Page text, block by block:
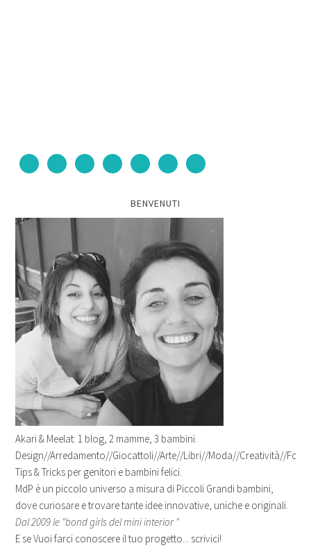
BENVENUTI
Akari & Meelat: 1 blog, 2 mamme, 3 bambini.
Design//Arredamento//Giocattoli//Arte//Libri//Moda//Creatività//
Tips & Tricks per genitori e bambini felici.
MdP è un piccolo universo a misura di Piccoli Grandi bambini,
dove curiosare e trovare tante idee innovative, uniche e originali.
Dal 2009 le "bond girls del mini interior "
E se Vuoi farci conoscere il tuo progetto... scrivici!